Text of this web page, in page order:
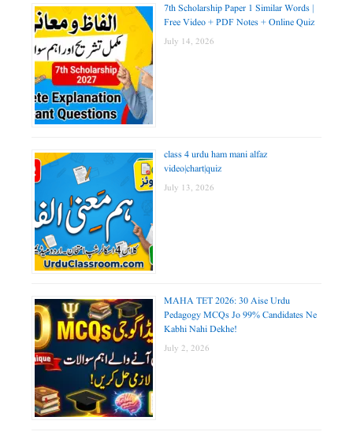
7th Scholarship Paper 1 Similar Words |
Free Video + PDF Notes + Online Quiz
July 14, 2026
class 4 urdu ham mani alfaz
video|chart|quiz
July 13, 2026
MAHA TET 2026: 30 Aise Urdu
Pedagogy MCQs Jo 99% Candidates Ne
Kabhi Nahi Dekhe!
July 2, 2026